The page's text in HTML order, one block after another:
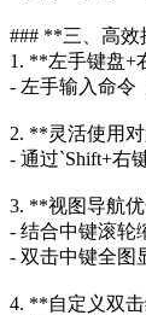
### **三、高
1. **左手键盘+
- 左手输入命令
2. **灵活使用
- 通过`Shift+右
3. **视图导航
- 结合中键滚轮
- 双击中键全图
4. **自定义双